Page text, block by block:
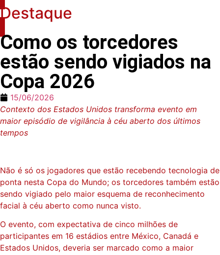
Destaque
Como os torcedores
estão sendo vigiados na
Copa 2026
15/06/2026
Contexto dos Estados Unidos transforma evento em
maior episódio de vigilância à céu aberto dos últimos
tempos
Não é só os jogadores que estão recebendo tecnologia de
ponta nesta Copa do Mundo; os torcedores também estão
sendo vigiado pelo maior esquema de reconhecimento
facial à céu aberto como nunca visto.
O evento, com expectativa de cinco milhões de
participantes em 16 estádios entre México, Canadá e
Estados Unidos, deveria ser marcado como a maior